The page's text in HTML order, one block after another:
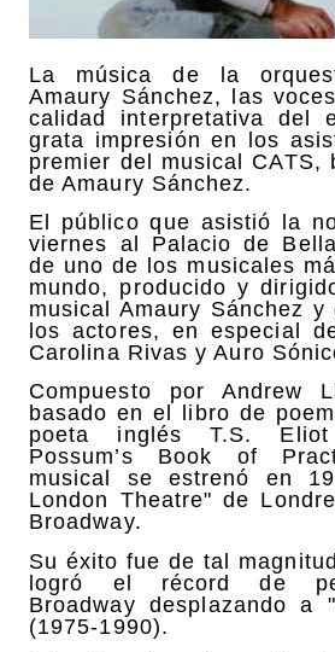
La música de la
Amaury Sánchez, las
calidad interpretativa del
grata impresión en los
premier del musical CATS,
de Amaury Sánchez.
El público que asistió la
viernes al Palacio de
de uno de los musicales
mundo, producido y
musical Amaury Sánchez
los actores, en especial
Carolina Rivas y Auro
Compuesto por Andrew
basado en el libro de
poeta inglés T.S.
Possum’s Book of
musical se estrenó en
London Theatre" de
Broadway.
Su éxito fue de tal
logró el récord de
Broadway desplazando a
(1975-1990).